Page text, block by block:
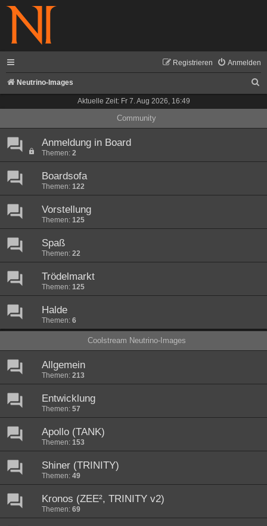
Anmelden
Registrieren
Neutrino-Images
h
Aktuelle Zeit: Fr 7. Aug 2026, 16:49
Community
Anmeldung in Board
Themen: 2
Boardsofa
Themen: 122
Vorstellung
Themen: 125
Spaß
Themen: 22
Trödelmarkt
Themen: 125
Halde
Themen: 6
Coolstream Neutrino-Images
Allgemein
Themen: 213
Entwicklung
Themen: 57
Apollo (TANK)
Themen: 153
Shiner (TRINITY)
Themen: 49
Kronos (ZEE², TRINITY v2)
Themen: 69